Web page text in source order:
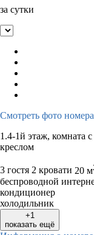
за сутки
Смотреть фото номера
1.4-1й этаж, комната
креслом
3 гостя 2 кровати 20 м
беспроводной
кондиционер
холодильник
+1
показать ещё